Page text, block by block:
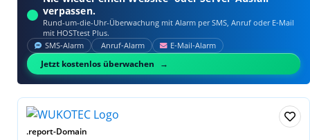
verpassen.
Rund-um-die-Uhr-Überwachung mit Alarm per SMS, Anruf oder E‑Mail
mit HOSTtest Plus.
SMS‑Alarm Anruf‑Alarm E‑Mail‑Alarm
Jetzt kostenlos überwachen
.report-Domain